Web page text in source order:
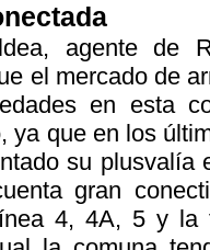
agente de
el mercado de
en esta
ya que en los
su plusvalía
gran
4, 4A, 5 y la